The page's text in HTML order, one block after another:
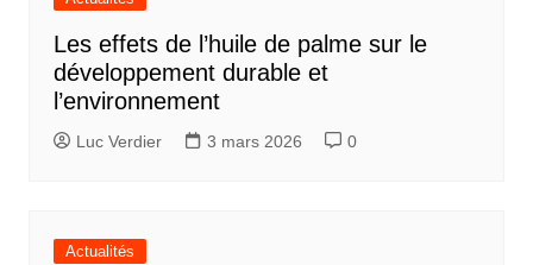
Les effets de l’huile de palme sur le
développement durable et
l’environnement
Luc Verdier 3 mars 2026 0
Actualités